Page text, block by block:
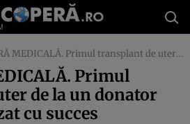
Primul transplant de uter de la un donator viu a fost realizat cu succes
Primul
de la un donator
cu succes